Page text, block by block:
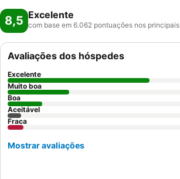
8,5 Excelente
com base em 6.062 pontuações nos principais
Avaliações dos hóspedes
Excelente
Muito boa
Boa
Aceitável
Fraca
Mostrar avaliações